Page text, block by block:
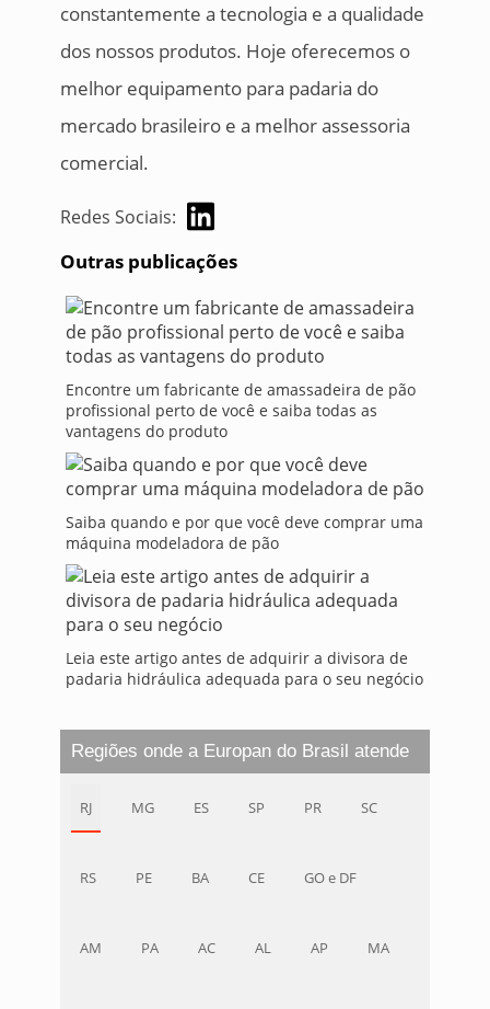
constantemente a tecnologia e a qualidade
dos nossos produtos. Hoje oferecemos o
melhor equipamento para padaria do
mercado brasileiro e a melhor assessoria
comercial.
Redes Sociais:
Outras publicações
Encontre um fabricante de amassadeira de pão
profissional perto de você e saiba todas as
vantagens do produto
Saiba quando e por que você deve comprar uma
máquina modeladora de pão
Leia este artigo antes de adquirir a divisora de
padaria hidráulica adequada para o seu negócio
Regiões onde a Europan do Brasil atende
RJ MG ES SP PR SC
RS PE BA CE GO e DF
AM PA AC AL AP MA